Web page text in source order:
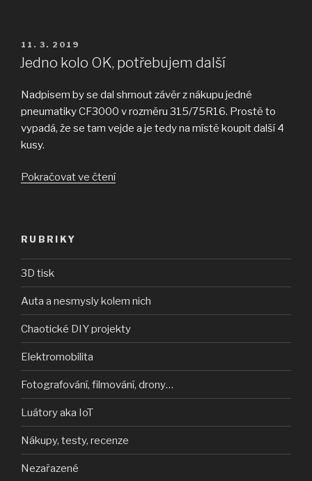
PUBLIKOVÁNO
11. 3. 2019
Jedno kolo OK, potřebujem další
Nadpisem by se dal shrnout závěr z nákupu jedné
pneumatiky CF3000 v rozměru 315/75R16. Prostě to
vypadá, že se tam vejde a je tedy na místě koupit další 4
kusy.
Pokračovat ve čtení„Jedno
RUBRIKY
3D tisk
Auta a nesmysly kolem nich
Chaotické DIY projekty
Elektromobilita
Fotografování, filmování, drony…
Luátory aka IoT
Nákupy, testy, recenze
Nezařazené